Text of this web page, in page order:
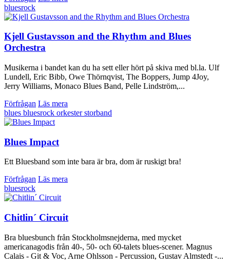
bluesrock
Kjell Gustavsson and the Rhythm and Blues
Orchestra
Musikerna i bandet kan du ha sett eller hört på skiva med bl.la. Ulf
Lundell, Eric Bibb, Owe Thörnqvist, The Boppers, Jump 4Joy,
Jerry Williams, Monaco Blues Band, Pelle Lindström,...
Förfrågan Läs mera
blues bluesrock orkesterstorband
Blues Impact
Ett Bluesband som inte bara är bra, dom är ruskigt bra!
Förfrågan Läs mera
bluesrock
Chitlin´ Circuit
Bra bluesbunch från Stockholmsnejderna, med mycket
americanagodis från 40-, 50- och 60-talets blues-scener. Magnus
Calais - Git & Voc, Arne Ohlsson - Percussion, Gustav Almstedt -...